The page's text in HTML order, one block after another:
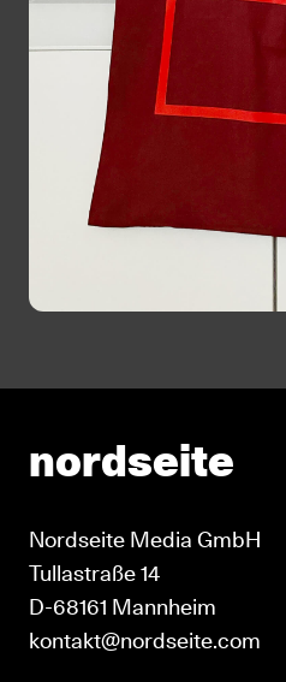
nordseite
Nordseite Media GmbH
Tullastraße 14
D-68161 Mannheim
kontakt@nordseite.com